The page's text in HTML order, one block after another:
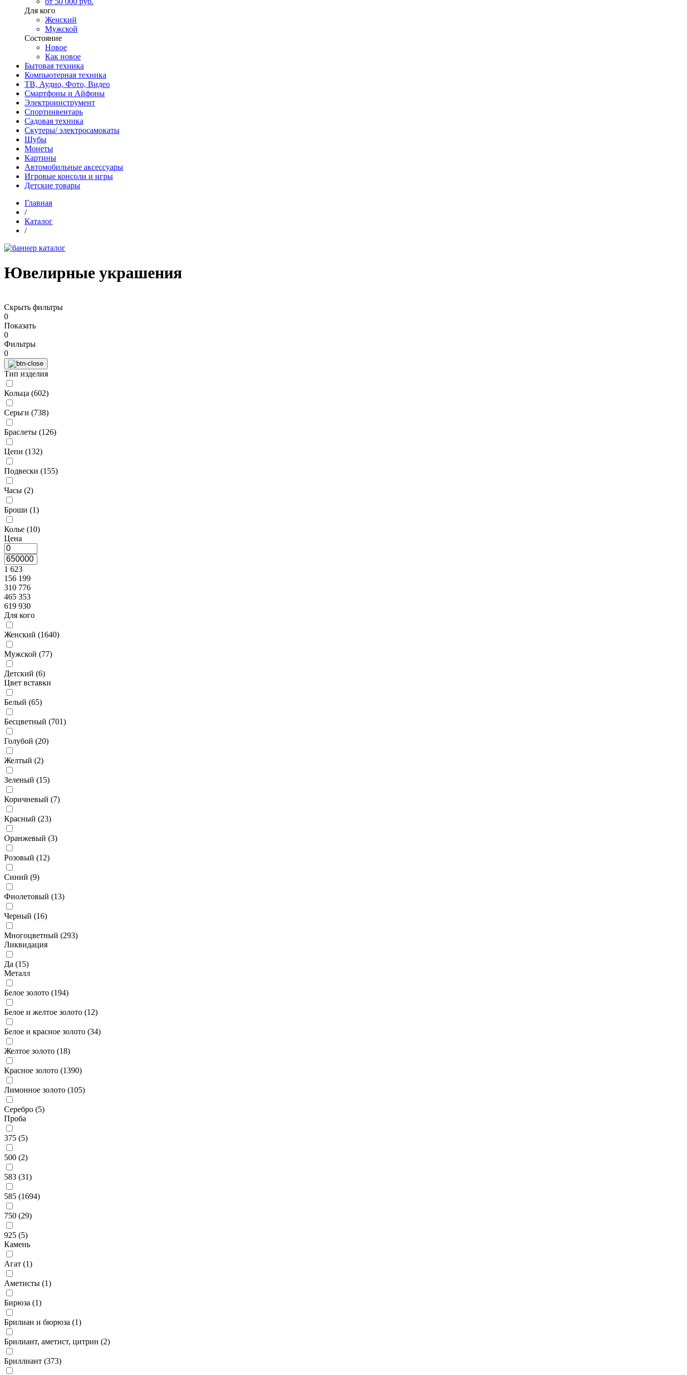
Для кого
Женский
Мужской
Состояние
Новое
Как новое
Бытовая техника
Компьютерная техника
ТВ, Аудио, Фото, Видео
Смартфоны и Айфоны
Электроинструмент
Спортинвентарь
Садовая техника
Скутеры/ электросамокаты
Шубы
Монеты
Картины
Автомобильные аксессуары
Игровые консоли и игры
Детские товары
Главная
/
Каталог
/
Ювелирные украшения
Скрыть фильтры
0
Показать
0
Фильтры
0
Тип изделия
Кольца (602)
Серьги (738)
Браслеты (126)
Цепи (132)
Подвески (155)
Часы (2)
Броши (1)
Колье (10)
Цена
1 623
156 199
310 776
465 353
619 930
Для кого
Женский (1640)
Мужской (77)
Детский (6)
Цвет вставки
Белый (65)
Бесцветный (701)
Голубой (20)
Желтый (2)
Зеленый (15)
Коричневый (7)
Красный (23)
Оранжевый (3)
Розовый (12)
Синий (9)
Фиолетовый (13)
Черный (16)
Многоцветный (293)
Ликвидация
Да (15)
Металл
Белое золото (194)
Белое и желтое золото (12)
Белое и красное золото (34)
Желтое золото (18)
Красное золото (1390)
Лимонное золото (105)
Серебро (5)
Проба
375 (5)
500 (2)
583 (31)
585 (1694)
750 (29)
925 (5)
Камень
Агат (1)
Аметисты (1)
Бирюза (1)
Брилиан и бюрюза (1)
Брилиант, аметист, цитрин (2)
Бриллиант (373)